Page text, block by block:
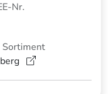
Nr.
Sortiment